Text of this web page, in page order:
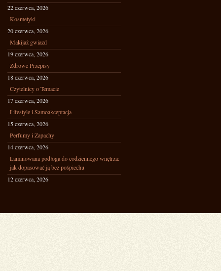
22 czerwca, 2026
Kosmetyki
20 czerwca, 2026
Makijaż gwiazd
19 czerwca, 2026
Zdrowe Przepisy
18 czerwca, 2026
Czytelnicy o Temacie
17 czerwca, 2026
Lifestyle i Samoakceptacja
15 czerwca, 2026
Perfumy i Zapachy
14 czerwca, 2026
Laminowana podłoga do codziennego wnętrza:
jak dopasować ją bez pośpiechu
12 czerwca, 2026